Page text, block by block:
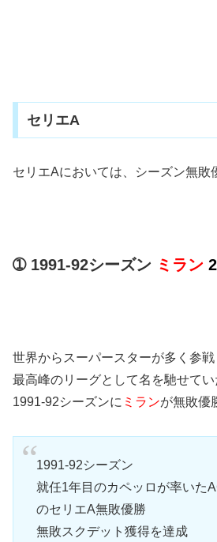
セリエA
セリエAにおいては、シーズン無敗
➀ 1991-92シーズン ミラン
世界からスーパースターが多く参
最高峰のリーグとして名を馳せてい
1991-92シーズンに ミランが無敗優
1991-92シーズン
就任1年目のカペッロが率いた
のセリエA無敗優勝
無敗スクデット獲得を達成